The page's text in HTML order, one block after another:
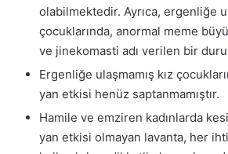
olabilmektedir. Ayrıca, ergenliğe
çocuklarında, anormal meme
ve jinekomasti adı verilen bir
Ergenliğe ulaşmamış kız
yan etkisi henüz saptanmamıştır.
Hamile ve emziren kadınlarda
yan etkisi olmayan lavanta, her